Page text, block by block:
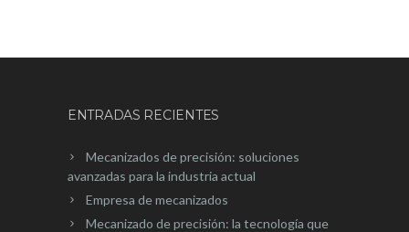
ENTRADAS RECIENTES
Mecanizados de precisión: soluciones
avanzadas para la industria actual
Empresa de mecanizados
Mecanizado de precisión: la tecnología que